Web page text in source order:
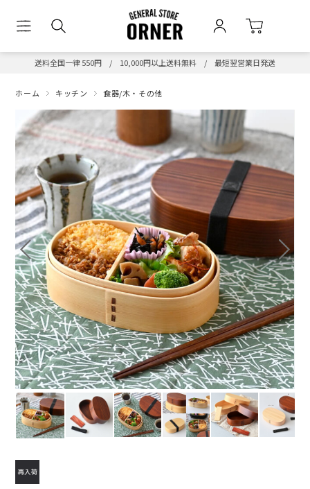
送料全国一律 550円 / 10,000円以上送料無料 / 最短翌営業日発送
ホーム キッチン 食器/木・その他